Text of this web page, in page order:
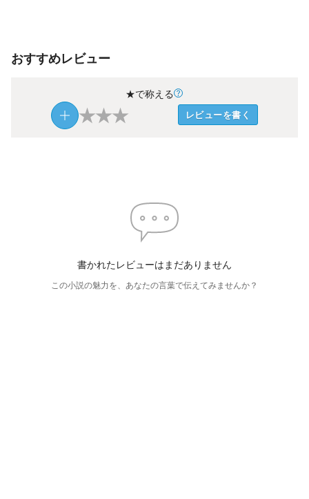
おすすめレビュー
★で称える
★★★ レビューを書く
書かれたレビューはまだありません
この小説の魅力を、あなたの言葉で伝えてみませんか？